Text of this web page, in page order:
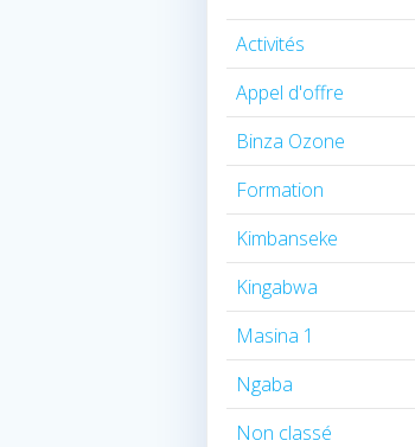
Activités
Appel d'offre
Binza Ozone
Formation
Kimbanseke
Kingabwa
Masina 1
Ngaba
Non classé